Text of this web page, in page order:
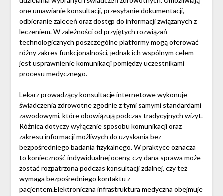
one umawianie konsultacji, przesyłanie dokumentacji,
odbieranie zaleceń oraz dostęp do informacji związanych z
leczeniem. W zależności od przyjętych rozwiązań
technologicznych poszczególne platformy mogą oferować
różny zakres funkcjonalności, jednak ich wspólnym celem
jest usprawnienie komunikacji pomiędzy uczestnikami
procesu medycznego.
Lekarz prowadzący konsultacje internetowe wykonuje
świadczenia zdrowotne zgodnie z tymi samymi standardami
zawodowymi, które obowiązują podczas tradycyjnych wizyt.
Różnica dotyczy wyłącznie sposobu komunikacji oraz
zakresu informacji możliwych do uzyskania bez
bezpośredniego badania fizykalnego. W praktyce oznacza
to konieczność indywidualnej oceny, czy dana sprawa może
zostać rozpatrzona podczas konsultacji zdalnej, czy też
wymaga bezpośredniego kontaktu z
pacjentem.Elektroniczna infrastruktura medyczna obejmuje